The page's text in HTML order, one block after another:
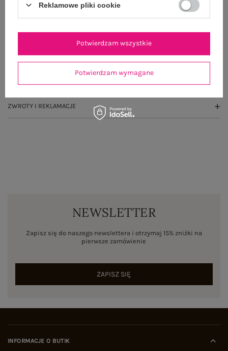
OPIS PRODUKTU
GŁÓWNE PARAMETRY
OPINIE O PRODUKCIE (0)
ZWROTY I REKLAMACJE
NEWSLETTER
Zapisz się do naszego newslettera i otrzymaj 15% zniżki na
pierwsze zamówienie
ZAPISZ SIĘ
INFORMACJE O BUTIK
Reklamowe pliki cookie
Potwierdzam wymagane
Potwierdzam wszystkie